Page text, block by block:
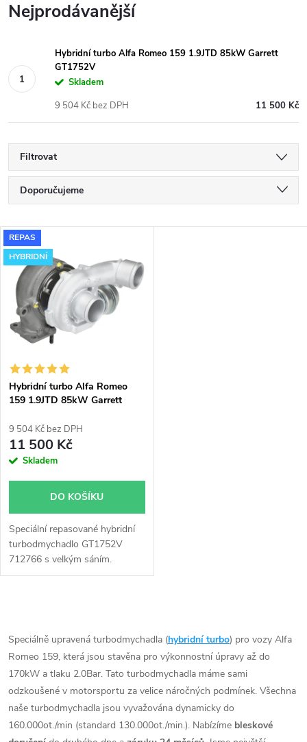
Nejprodávanější
Hybridní turbo Alfa Romeo 159 1.9JTD 85kW Garrett
GT1752V
Skladem
11 500 Kč
9 504 Kč bez DPH
Filtrovat
Ř
a
z
e
n
í
p
r
o
u
k
ů
Doporučujeme
Nejdražší
Nejprodávanější
Abecedně
V
ý
p
s
p
r
o
d
u
k
ů
REPAS
HYBRIDNÍ
Hybridní turbo Alfa Romeo
159 1.9JTD 85kW Garrett
9 504 Kč bez DPH
11 500 Kč
Skladem
DO KOŠÍKU
Speciální repasované hybridní
turbodmychadlo GT1752V
712766 s velkým sáním.
Vhodné zejména k
v
l
á
d
Speciálně upravená turbodmychadla (hybridní turbo) pro vozy Alfa
Romeo 159, která jsou stavěna pro výkonnostní úpravy až do
170kW a tlaku 2.0Bar. Tato turbodmychadla máme sami
odzkoušené v motorsportu za velice náročných podmínek. Všechna
naše turbodmychadla jsou vyvažována dynamicky do
160.000ot./min (standard 130.000ot./min.). Nabízíme bleskové